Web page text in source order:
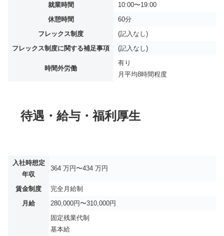
就業時間
10:00〜19:00
休憩時間
60分
フレックス制度
(記入なし)
フレックス制度に関する補足事項
(記入なし)
時間外労働
有り
月平均8時間程度
待遇・給与・福利厚生
入社時想定
年収
364 万円〜434 万円
賃金制度
完全月給制
月給
280,000円〜310,000円
固定残業代制
基本給